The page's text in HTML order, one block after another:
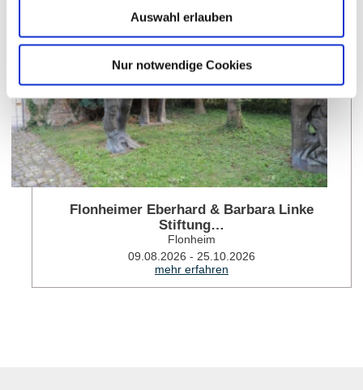
Auswahl erlauben
Nur notwendige Cookies
Flonheimer Eberhard & Barbara Linke
Stiftung…
Flonheim
09.08.2026 - 25.10.2026
mehr erfahren